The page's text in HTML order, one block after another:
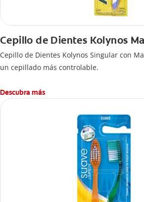
Cepillo de Dientes Kolynos
Cepillo de Dientes Kolynos Singular con
un cepillado más controlable.
Descubra más